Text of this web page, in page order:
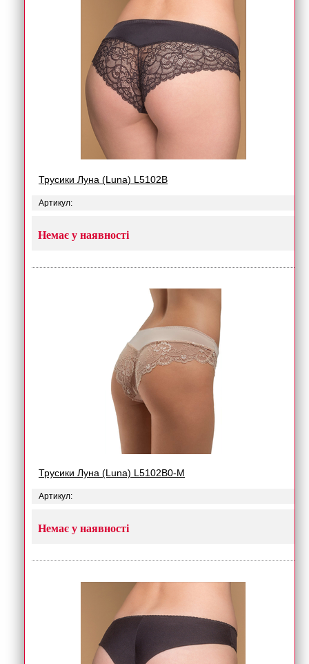
Трусики Луна (Luna) L5102B
Артикул:
Немає у наявності
Трусики Луна (Luna) L5102B0-M
Артикул:
Немає у наявності